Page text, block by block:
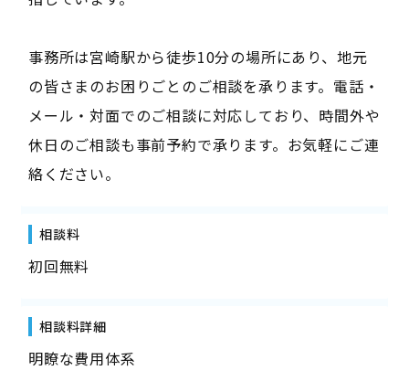
事務所は宮崎駅から徒歩10分の場所にあり、地元
の皆さまのお困りごとのご相談を承ります。電話・
メール・対面でのご相談に対応しており、時間外や
休日のご相談も事前予約で承ります。お気軽にご連
絡ください。
相談料
初回無料
相談料詳細
明瞭な費用体系